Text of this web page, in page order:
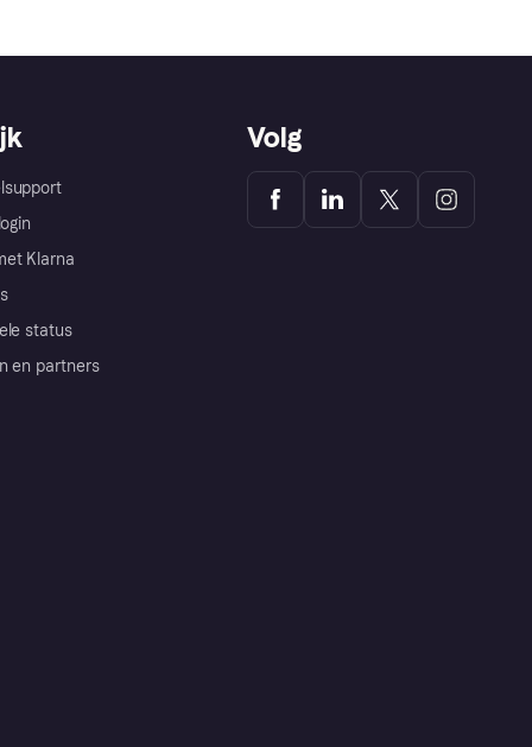
Klarna
status
en partners
Volg